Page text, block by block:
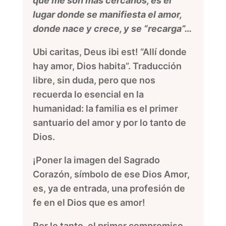
lugar donde se manifiesta el amor,
donde nace y crece, y se “recarga”…
Ubi caritas, Deus ibi est! “Allí donde
hay amor, Dios habita”. Traducción
libre, sin duda, pero que nos
recuerda lo esencial en la
humanidad: la familia es el primer
santuario del amor y por lo tanto de
Dios.
¡Poner la imagen del Sagrado
Corazón, símbolo de ese Dios Amor,
es, ya de entrada, una profesión de
fe en el Dios que es amor!